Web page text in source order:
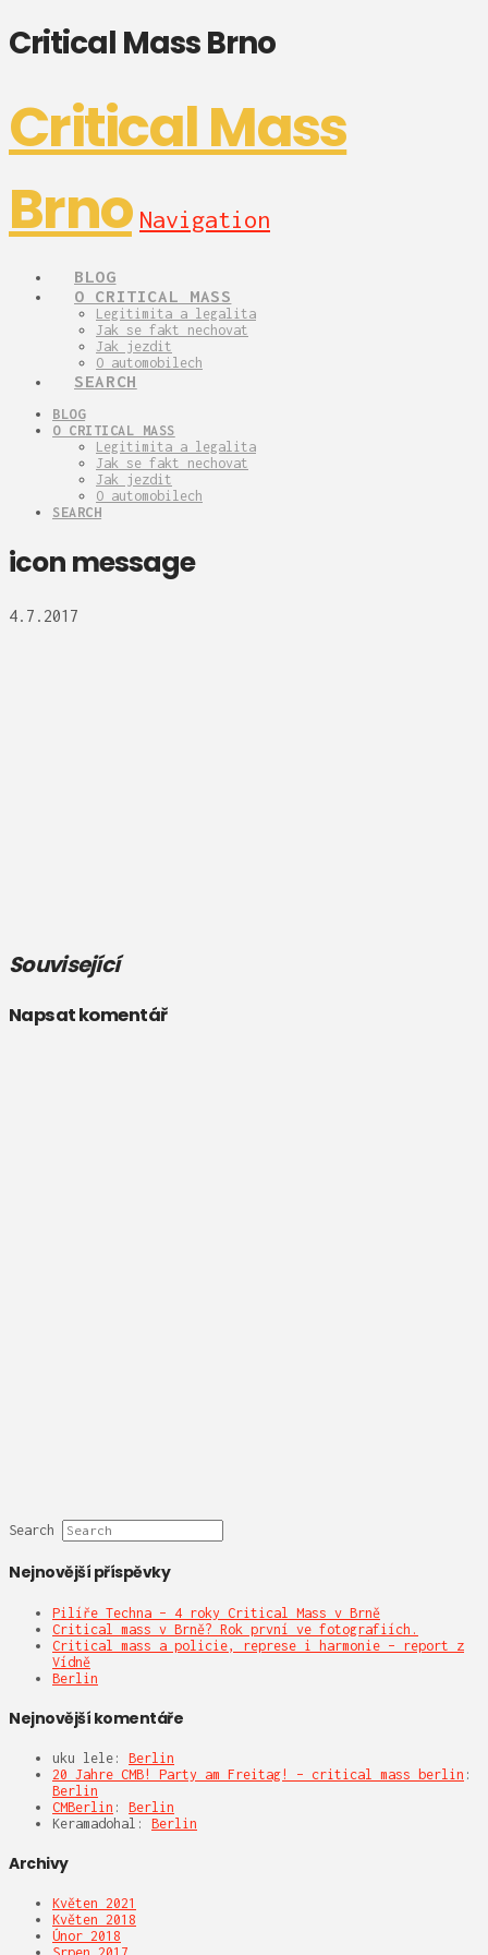
Critical Mass Brno
Critical Mass
Brno Navigation
BLOG
O CRITICAL MASS
Legitimita a legalita
Jak se fakt nechovat
Jak jezdit
O automobilech
SEARCH
BLOG
O CRITICAL MASS
Legitimita a legalita
Jak se fakt nechovat
Jak jezdit
O automobilech
SEARCH
icon message
4.7.2017
Související
Napsat komentář
Search
Nejnovější příspěvky
Pilíře Techna – 4 roky Critical Mass v Brně
Critical mass v Brně? Rok první ve fotografiích.
Critical mass a policie, represe i harmonie – report z
Vídně
Berlin
Nejnovější komentáře
uku lele : Berlin
20 Jahre CMB! Party am Freitag! – critical mass berlin :
Berlin
CMBerlin : Berlin
Keramadohal : Berlin
Archivy
Květen 2021
Květen 2018
Únor 2018